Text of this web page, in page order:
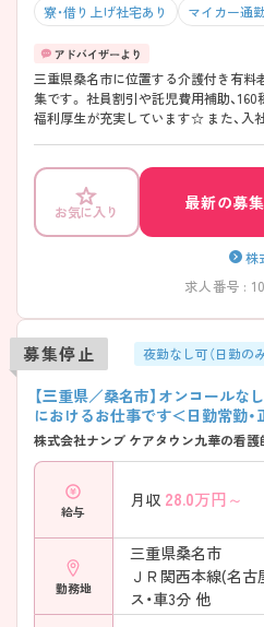
寮・借り上げ社宅あり マイカー通
三重県桑名市に位置する介護付き有
集です。 社員割引や託児費用補助、
福利厚生が充実しています☆ また、入
できる環境です◎ ご興味のある方には
詳細をご案内しますのでお気軽にご相
お気に入り
最新の募
株
求人番号 :
募集停止 夜勤なし可（日勤の
【三重県／桑名市】オンコール
におけるお仕事です＜日勤常勤・
株式会社ナンブ ケアタウン九華の看
給与
月収 28.0万円～
勤務地
三重県桑名市
ＪＲ関西本線(名古
ス・車3分 他